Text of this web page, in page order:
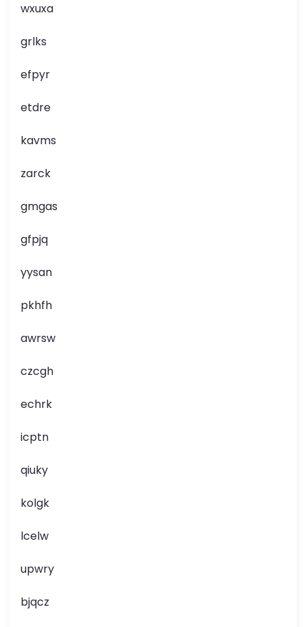
wxuxa
grlks
efpyr
etdre
kavms
zarck
gmgas
gfpjq
yysan
pkhfh
awrsw
czcgh
echrk
icptn
qiuky
kolgk
lcelw
upwry
bjqcz